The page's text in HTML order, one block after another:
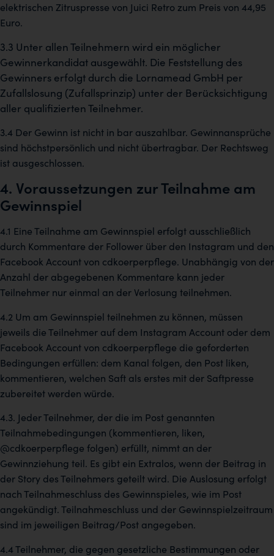
elektrischen Zitruspresse von Juici Retro zum Preis von 44,95
Euro.
3.3 Unter allen Teilnehmern wird ein möglicher
Gewinnerkandidat ausgewählt. Die Feststellung des
Gewinners erfolgt durch die Lornamead GmbH per
Zufallslosung (Zufallsprinzip) unter der Berücksichtigung
aller qualifizierten Teilnehmer.
3.4 Der Gewinn ist nicht in bar auszahlbar. Gewinnansprüche
sind höchstpersönlich und nicht übertragbar. Der Rechtsweg
ist ausgeschlossen.
4. Voraussetzungen zur Teilnahme am
Gewinnspiel
4.1 Eine Teilnahme am Gewinnspiel erfolgt ausschließlich
durch Kommentare der Follower über den Instagram und den
Facebook Account von cdkoerperpflege. Unabhängig von der
Anzahl der abgegebenen Kommentare kann jeder
Teilnehmer nur einmal an der Verlosung teilnehmen.
4.2 Um am Gewinnspiel teilnehmen zu können, müssen
jeweils die Teilnehmer auf dem Instagram Account oder dem
Facebook Account von cdkoerperpflege die geforderten
Bedingungen erfüllen: dem Kanal folgen, den Post liken,
kommentieren, welchen Saft als erstes mit der Saftpresse
zubereitet werden würde.
4.3. Jeder Teilnehmer, der die im Post genannten
Teilnahmebedingungen (kommentieren, liken,
@cdkoerperpflege folgen) erfüllt, nimmt an der
Gewinnziehung teil. Es gibt ein Extralos, wenn der Beitrag in
der Story des Teilnehmers geteilt wird. Die Auslosung erfolgt
nach Teilnahmeschluss des Gewinnspieles, wie im Post
angekündigt. Teilnahmeschluss und der Gewinnspielzeitraum
sind im jeweiligen Beitrag/Post angegeben.
4.4 Teilnehmer, die gegen gesetzliche Bestimmungen oder